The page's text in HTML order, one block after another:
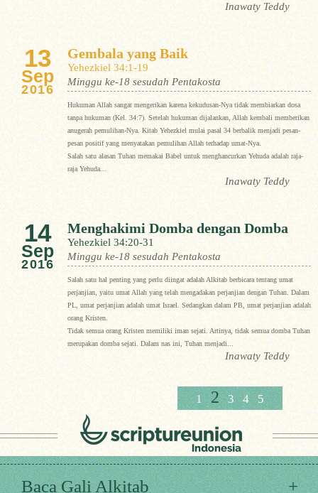
Inawaty Teddy
13
Sep
2016
Gembala yang Baik
Yehezkiel 34:1-19
Minggu ke-18 sesudah Pentakosta
Hukuman Allah sangat mengerikan karena kekudusan-Nya tidak membiarkan dosa
tanpa hukuman (Kel. 34:7). Setelah hukuman dijalankan, Allah kembali memberikan
anugerah pemulihan-Nya. Kitab Yehezkiel mulai pasal 34 berbalik menjadi pesan-
pesan positif yang menyatakan pemulihan Allah terhadap umat-Nya.
Salah satu alasan Tuhan memakai Babel untuk menghancurkan Yehuda adalah raja-
raja Yehuda...
Inawaty Teddy
14
Sep
2016
Menghakimi Domba dengan Domba
Yehezkiel 34:20-31
Minggu ke-18 sesudah Pentakosta
Salah satu hal penting yang perlu diingat adalah Alkitab berbicara tentang umat
perjanjian, yaitu umat Allah yang telah mengadakan perjanjian dengan Tuhan. Dalam
PL, umat perjanjian adalah umat Israel. Sedangkan dalam PB, umat perjanjian adalah
orang Kristen.
Tidak semua orang Kristen memiliki iman sejati. Artinya, tidak semua domba Tuhan
merupakan domba sejati. Dalam nas ini, Tuhan menjadi...
Inawaty Teddy
1 2 3 4 5
Baca Gali Alkitab